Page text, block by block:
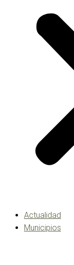
Actualidad
Municipios